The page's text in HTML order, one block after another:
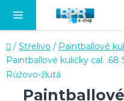
Domů
/ Střelivo / Paintballové
Paintballové kuličky cal.
Růžovo-žlutá